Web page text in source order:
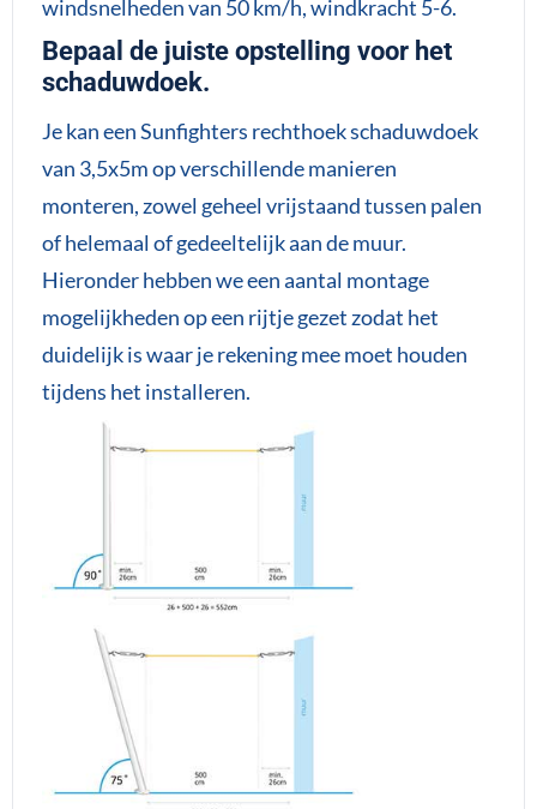
windsnelheden van 50 km/h, windkracht 5-6.
Bepaal de juiste opstelling voor het
schaduwdoek.
Je kan een Sunfighters rechthoek schaduwdoek
van 3,5x5m op verschillende manieren
monteren, zowel geheel vrijstaand tussen palen
of helemaal of gedeeltelijk aan de muur.
Hieronder hebben we een aantal montage
mogelijkheden op een rijtje gezet zodat het
duidelijk is waar je rekening mee moet houden
tijdens het installeren.